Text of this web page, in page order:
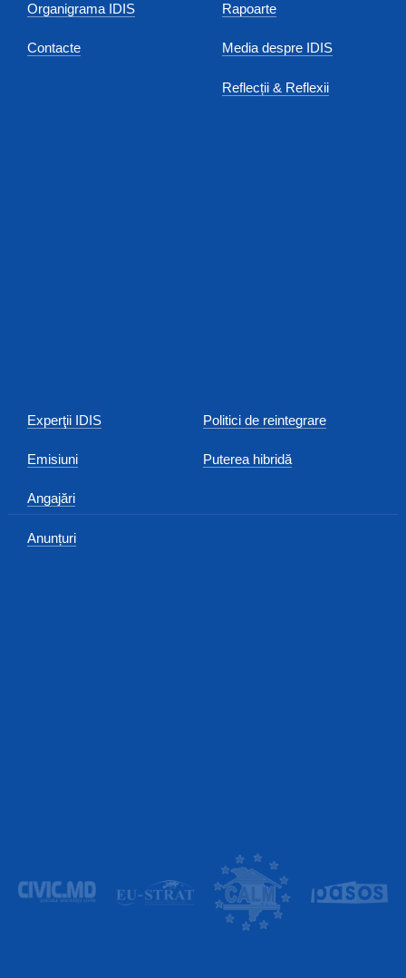
Organigrama IDIS
Contacte
Rapoarte
Media despre IDIS
Reflecții & Reflexii
Experţii IDIS
Emisiuni
Angajări
Anunțuri
Politici de reintegrare
Puterea hibridă